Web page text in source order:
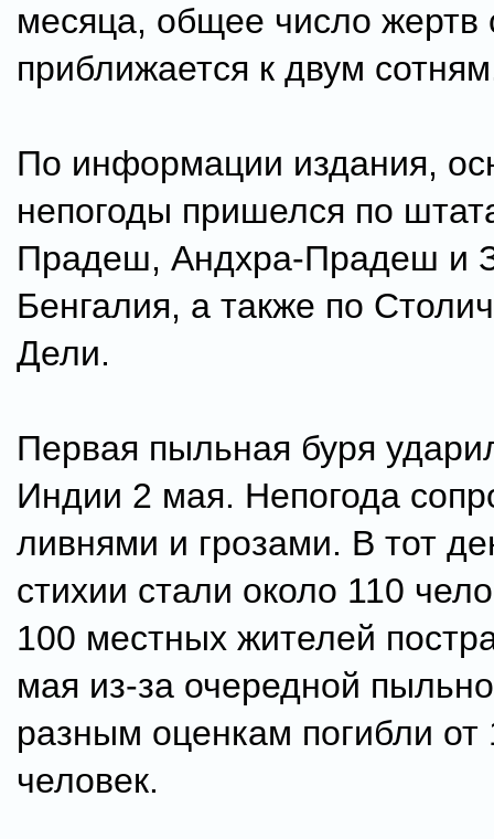
месяца, общее число жертв
приближается к двум
По информации издания,
непогоды пришелся по
Прадеш, Андхра-Прадеш и
Бенгалия, а также по
Дели.
Первая пыльная буря
Индии 2 мая. Непогода
ливнями и грозами. В тот
стихии стали около 110
100 местных жителей
мая из-за очередной
разным оценкам погибли от
человек.